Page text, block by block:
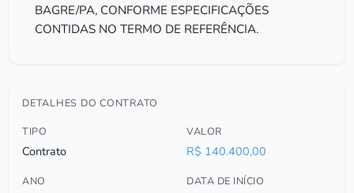
BAGRE/PA, CONFORME ESPECIFICAÇÕES
CONTIDAS NO TERMO DE REFERÊNCIA.
DETALHES DO CONTRATO
TIPO
Contrato
VALOR
R$ 140.400,00
ANO DATA DE INÍCIO